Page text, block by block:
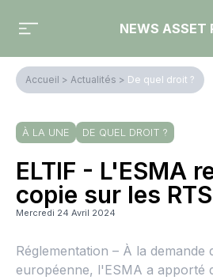
NEWS ASSET
Accueil > Actualités > De quel droit ?
À LA UNE DE QUEL DROIT ?
ELTIF - L'ESMA
copie sur les RTS
Mercredi 24 Avril 2024
Réglementation – À la demande
européenne, l'ESMA a apporté